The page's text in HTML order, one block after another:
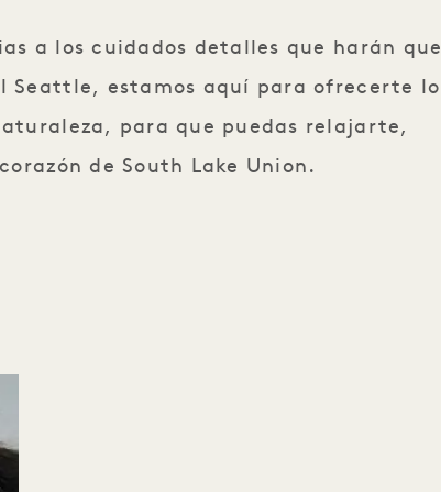
a los cuidados detalles que harán que
Seattle, estamos aquí para ofrecerte lo
para que puedas relajarte,
de South Lake Union.